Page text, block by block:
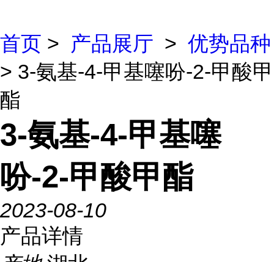
首页 > 产品展厅 > 优势品种
> 3-氨基-4-甲基噻吩-2-甲酸甲
酯
3-氨基-4-甲基噻
吩-2-甲酸甲酯
2023-08-10
产品详情